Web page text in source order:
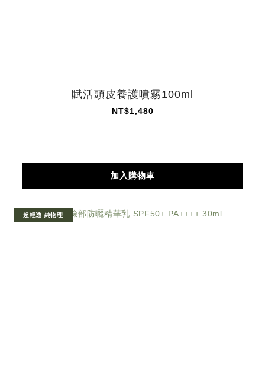
賦活頭皮養護噴霧100ml
NT$1,480
加入購物車
超輕透 純物理